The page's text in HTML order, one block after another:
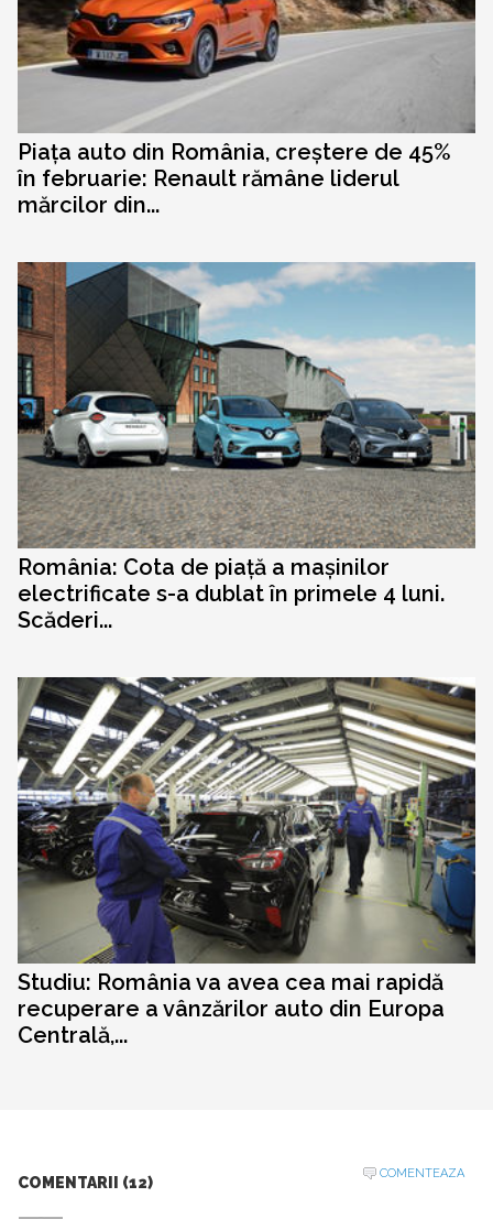
Piața auto din România, creștere de 45%
în februarie: Renault rămâne liderul
mărcilor din...
România: Cota de piață a mașinilor
electrificate s-a dublat în primele 4 luni.
Scăderi...
Studiu: România va avea cea mai rapidă
recuperare a vânzărilor auto din Europa
Centrală,...
COMENTARII (12)
COMENTEAZA